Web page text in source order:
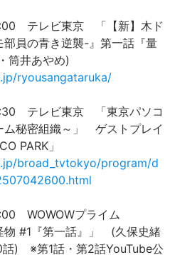
テレビ東京 「【新】木ド
員の青き逆襲-』第一話『量
筒井あやめ)
ryousangataruka/
テレビ東京 「東京パソコ
ム秘密組織～」 ゲストプレイ
PARK」
broad_tvtokyo/program/d
WOWOWプライム
物 #1『第一話』」 (久保史緒
) ※第1話・第2話YouTube公